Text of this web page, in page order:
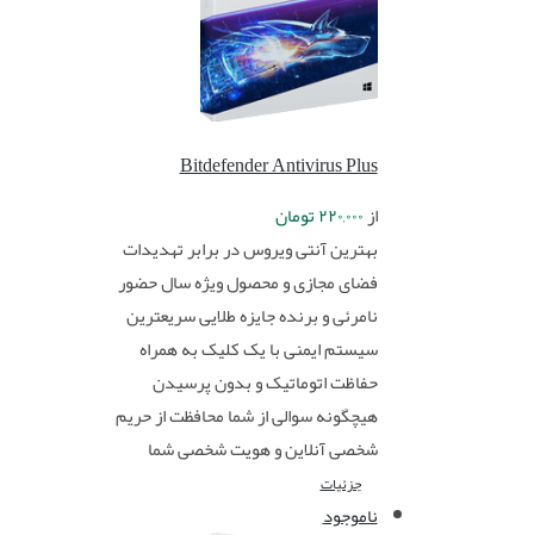
Bitdefender Antivirus Plus
از۲۲۰,۰۰۰تومان
بهترین آنتی ویروس در برابر تهدیدات
فضای مجازی و محصول ویژه سال حضور
نامرئی و برنده جایزه طلایی سریعترین
سیستم ایمنی با یک کلیک به همراه
حفاظت اتوماتیک و بدون پرسیدن
هیچگونه سوالی از شما محافظت از حریم
شخصی آنلاین و هویت شخصی شما
جزئیات
ناموجود